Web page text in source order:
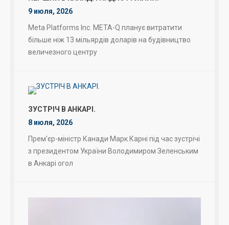
9 июля, 2026
Meta Platforms Inc. META-Q планує витратити
більше ніж 13 мільярдів доларів на будівництво
величезного центру
ЗУСТРІЧ В АНКАРІ.
8 июля, 2026
Прем'єр-міністр Канади Марк Карні під час зустрічі
з президентом України Володимиром Зеленським
в Анкарі огол